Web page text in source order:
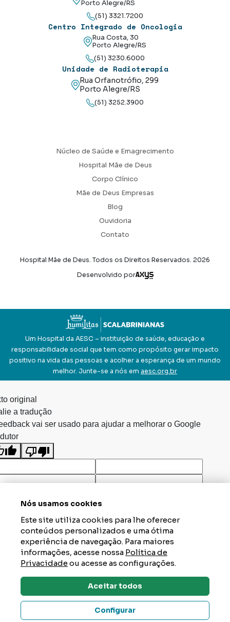
Porto Alegre/RS
(51) 3321.7200
Centro Integrado de Oncologia
Rua Costa, 30
Porto Alegre/RS
(51) 3230.6000
Unidade de Radioterapia
Rua Orfanotrófio, 299
Porto Alegre/RS
(51) 3252.3900
Núcleo de Saúde e Emagrecimento
Hospital Mãe de Deus
Corpo Clínico
Mãe de Deus Empresas
Blog
Ouvidoria
Contato
Hospital Mãe de Deus. Todos os Direitos Reservados. 2026
Desenvolvido por
Axysweb
Um Hospital da AESC – instituição de saúde, educação e
responsabilidade social que tem como propósito gerar impacto
positivo na vida das pessoas e acolher a esperança de um mundo
melhor. Junte-se a nós em aesc.org.br
Dúvidas? Tire Aqui
Nós usamos cookies
Este site utiliza cookies para lhe oferecer
conteúdos personalizados e uma ótima
experiência de navegação. Para maiores
informações, acesse nossa Política de
Privacidadeou acesse as configurações.
Aceitar todos
Configurar
original
a tradução
vai ser usado para ajudar a melhorar o Google